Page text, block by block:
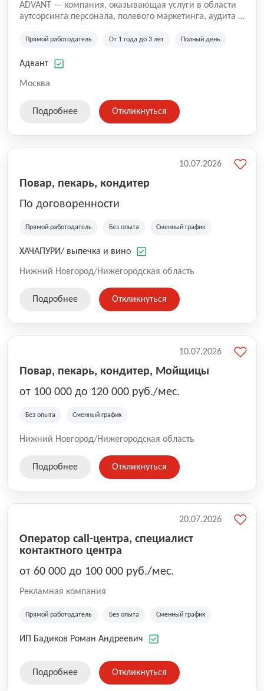
ADVANT — компания, оказывающая услуги в области
аутсорсинга персонала, полевого маркетинга, аудита и
региональных клиентов. Мы работаем на рынке с
Казахстана и Беларуси, сотрудничая с компаниями из
Прямой работодатель От 1 года до 3 лет Полный день
Адвант
Москва
Подробнее Откликнуться
Повар, пекарь, кондитер
По договоренности
Прямой работодатель Без опыта Сменный график
ХАЧАПУРИ/ выпечка и вино
Нижний Новгород/Нижегородская область
10.07.2026
Подробнее Откликнуться
Повар, пекарь, кондитер, Мойщицы
от 100 000 до 120 000 руб./мес.
Без опыта Сменный график
Нижний Новгород/Нижегородская область
10.07.2026
Подробнее Откликнуться
Оператор call-центра, специалист
контактного центра
от 60 000 до 100 000 руб./мес.
Рекламная компания
Прямой работодатель Без опыта Сменный график
ИП Бадиков Роман Андреевич
20.07.2026
Подробнее Откликнуться